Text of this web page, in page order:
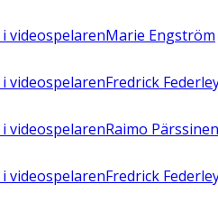
i videospelarenMarie Engström
i videospelarenFredrick
i videospelarenRaimo Pärssinen
i videospelarenFredrick